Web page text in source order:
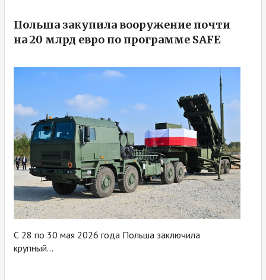
Польша закупила вооружение почти
на 20 млрд евро по программе SAFE
С 28 по 30 мая 2026 года Польша заключила
крупный...